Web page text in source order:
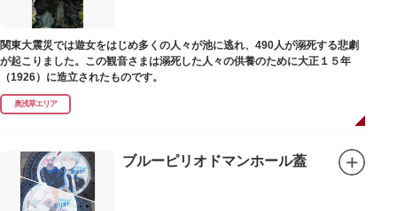
関東大震災では遊女をはじめ多くの人々が池に逃れ、490人が溺死する悲劇
が起こりました。この観音さまは溺死した人々の供養のために大正１５年
（1926）に造立されたものです。
奥浅草エリア
ブルーピリオドマンホール蓋